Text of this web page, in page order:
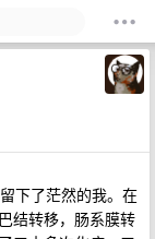
下了茫然的我。在
结转移，肠系膜转